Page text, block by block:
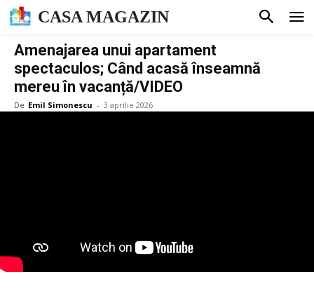
CASA MAGAZIN
Amenajarea unui apartament
spectaculos; Când acasă înseamnă
mereu în vacanță/VIDEO
De Emil Simonescu - 3 aprilie 2026